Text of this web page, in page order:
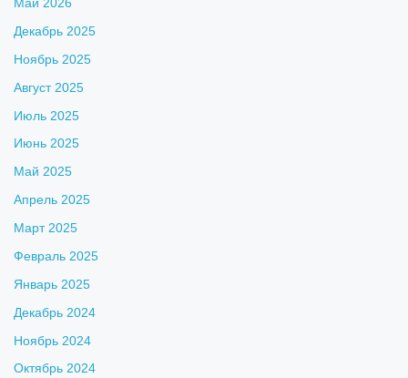
Май 2026
Декабрь 2025
Ноябрь 2025
Август 2025
Июль 2025
Июнь 2025
Май 2025
Апрель 2025
Март 2025
Февраль 2025
Январь 2025
Декабрь 2024
Ноябрь 2024
Октябрь 2024